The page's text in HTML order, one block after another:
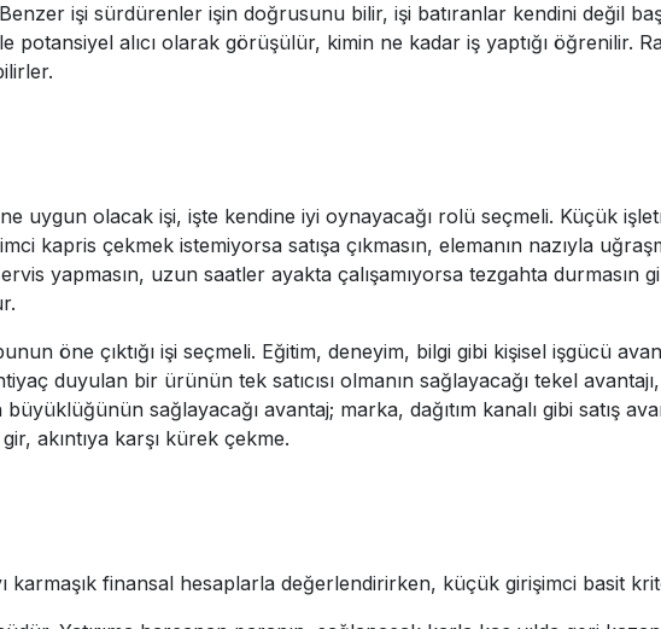
işi sürdürenler işin doğrusunu bilir, işi batıranlar kendini değil
potansiyel alıcı olarak görüşülür, kimin ne kadar iş yaptığı öğrenilir.
uygun olacak işi, işte kendine iyi oynayacağı rolü seçmeli. Küçük
kapris çekmek istemiyorsa satışa çıkmasın, elemanın nazıyla
yapmasın, uzun saatler ayakta çalışamıyorsa tezgahta durmasın
öne çıktığı işi seçmeli. Eğitim, deneyim, bilgi gibi kişisel işgücü
duyulan bir ürünün tek satıcısı olmanın sağlayacağı tekel
sağlayacağı avantaj; marka, dağıtım kanalı gibi satış
akıntıya karşı kürek çekme.
karmaşık finansal hesaplarla değerlendirirken, küçük girişimci basit